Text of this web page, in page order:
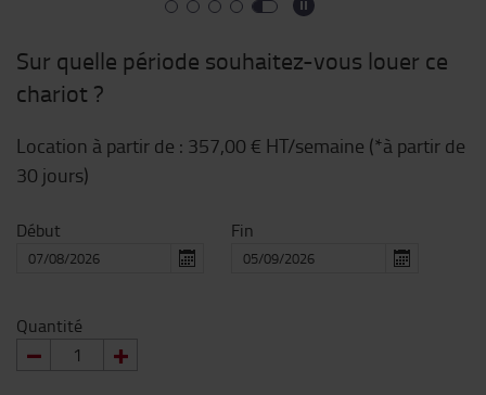
Sur quelle période souhaitez-vous louer ce
chariot ?
Location à partir de : 357,00 € HT/semaine (*à partir de
30 jours)
Début Fin
Quantité